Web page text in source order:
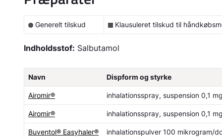
Generelt tilskud Klausuleret tilskud til
Indholdsstof: Salbutamol
Navn Dispform og styrke
Airomir® inhalationsspray, suspension 0,1
Airomir® inhalationsspray, suspension 0,1
Buventol® Easyhaler® inhalationspulver 100 mikrogram/